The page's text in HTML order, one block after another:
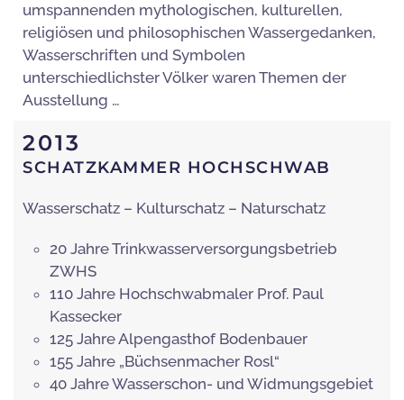
umspannenden mythologischen, kulturellen,
religiösen und philosophischen Wassergedanken,
Wasserschriften und Symbolen
unterschiedlichster Völker waren Themen der
Ausstellung …
2013
SCHATZKAMMER HOCHSCHWAB
Wasserschatz – Kulturschatz – Naturschatz
20 Jahre Trinkwasserversorgungsbetrieb
ZWHS
110 Jahre Hochschwabmaler Prof. Paul
Kassecker
125 Jahre Alpengasthof Bodenbauer
155 Jahre „Büchsenmacher Rosl“
40 Jahre Wasserschon- und Widmungsgebiet